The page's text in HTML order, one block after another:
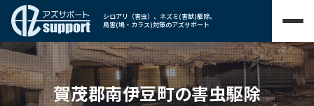
シロアリ（害虫）、ネズミ(害獣)駆除、
鳥害(鳩・カラス)対策のアズサポート
賀茂郡南伊豆町の害虫駆除